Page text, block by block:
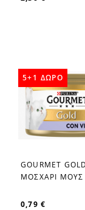
favorite_border
GOURMET
ΜΟΣΧΑΡΙ ΜΟΥΣ
0,79 €
5+1 ΔΩΡΟ